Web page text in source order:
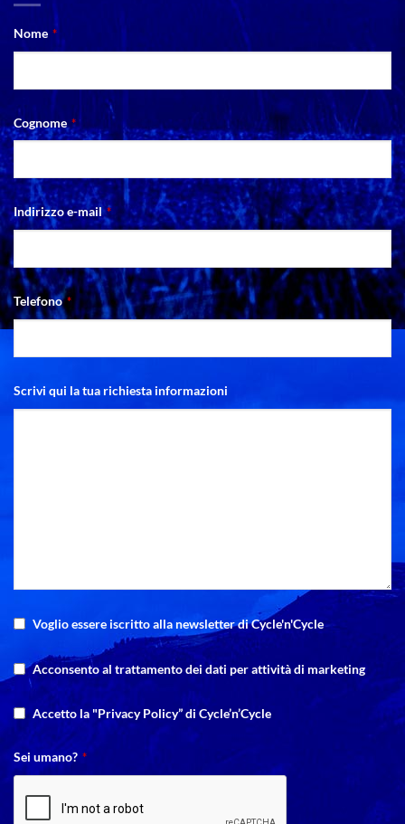
Nome *
Cognome *
Indirizzo e-mail *
Telefono *
Scrivi qui la tua richiesta informazioni
Voglio essere iscritto alla newsletter di Cycle'n'Cycle
Acconsento al trattamento dei dati per attività di marketing
Email *
Accetto la "Privacy Policy” di Cycle’n’Cycle
Sei umano? *